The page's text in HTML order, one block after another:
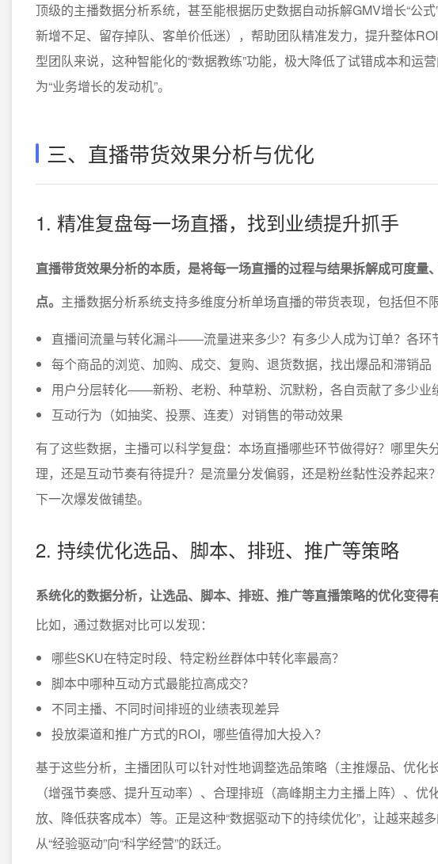
顶级的主播数据分析系统，甚至能根据历史数据自动拆解GMV增长“公
新增不足、留存掉队、客单价低迷），帮助团队精准发力，提升整体
型团队来说，这种智能化的“数据教练”功能，极大降低了试错成本和运
为“业务增长的发动机”。
三、直播带货效果分析与优化
1. 精准复盘每一场直播，找到业绩提升抓手
直播带货效果分析的本质，是将每一场直播的过程与结果拆解成可度量
点。 主播数据分析系统支持多维度分析单场直播的带货表现，包括但不限
直播间流量与转化漏斗——流量进来多少？有多少人成为订单？各环
每个商品的浏览、加购、成交、复购、退货数据，找出爆品和滞销品
用户分层转化——新粉、老粉、种草粉、沉默粉，各自贡献了多少业
互动行为（如抽奖、投票、连麦）对销售的带动效果
有了这些数据，主播可以科学复盘：本场直播哪些环节做得好？哪里失
理，还是互动节奏有待提升？是流量分发偏弱，还是粉丝黏性没养起来
下一次爆发做铺垫。
2. 持续优化选品、脚本、排班、推广等策略
系统化的数据分析，让选品、脚本、排班、推广等直播策略的优化变得
比如，通过数据对比可以发现：
哪些SKU在特定时段、特定粉丝群体中转化率最高？
脚本中哪种互动方式最能拉高成交？
不同主播、不同时间排班的业绩表现差异
投放渠道和推广方式的ROI，哪些值得加大投入？
基于这些分析，主播团队可以针对性地调整选品策略（主推爆品、优化
（增强节奏感、提升互动率）、合理排班（高峰期主力主播上阵）、优
放、降低获客成本）等。正是这种“数据驱动下的持续优化”，让越来越
从“经验驱动”向“科学经营”的跃迁。